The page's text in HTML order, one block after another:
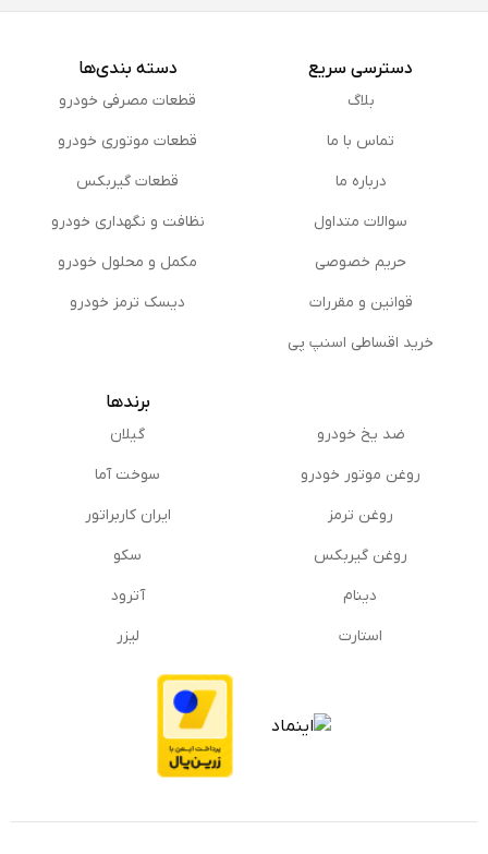
دسترسی سریع
بلاگ
تماس با ما
درباره ما
سوالات متداول
حریم خصوصی
قوانین و مقررات
خرید اقساطی اسنپ پی
دسته بندی‌ها
قطعات مصرفی خودرو
قطعات موتوری خودرو
قطعات گیربکس
نظافت و نگهداری خودرو
مكمل و محلول خودرو
دیسک ترمز خودرو
ضد یخ خودرو
روغن موتور خودرو
روغن ترمز
روغن گیربكس
دینام
استارت
برندها
گیلان
سوخت آما
ایران کاربراتور
سکو
آترود
لیزر